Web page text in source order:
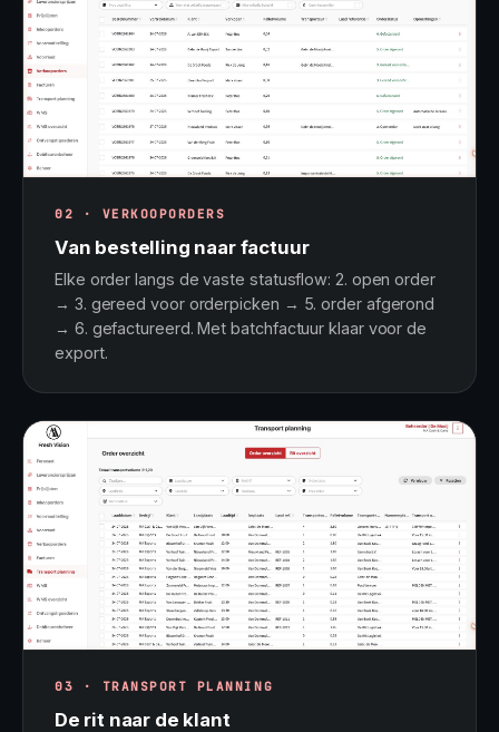
02 · VERKOOPORDERS
Van bestelling naar factuur
Elke order langs de vaste statusflow: 2. open order
→ 3. gereed voor orderpicken → 5. order afgerond
→ 6. gefactureerd. Met batchfactuur klaar voor de
export.
03 · TRANSPORT PLANNING
De rit naar de klant